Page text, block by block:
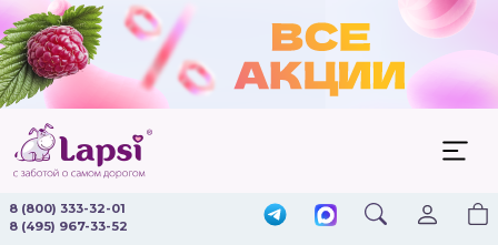
8 (800) 333-32-01
8 (495) 967-33-52